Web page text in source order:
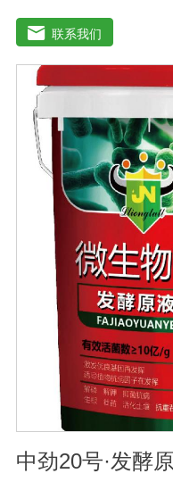
素、酸性物质以及维生
长；并且能产生铁载体
质，可以抑制细菌或真
促进植物生长的作用。
种植，又能适用于果树
玉米、小麦、果树、土
菜、甘蓝等瓜果、蔬菜
益活菌，不可与杀菌剂
要认真清洗后在喷菌剂
用。【贮 存】于阴凉干
【保 质 期】24个月【
联系我们
中劲20号·发酵